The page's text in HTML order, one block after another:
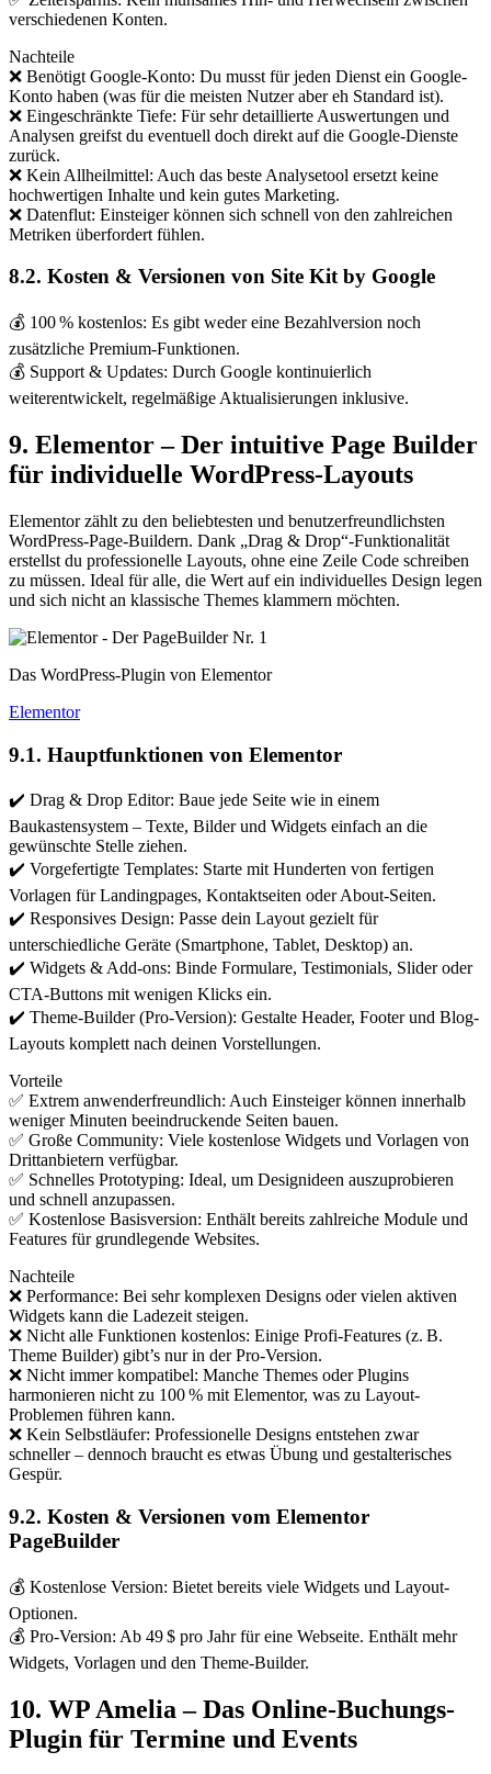
verschiedenen Konten.
Nachteile
❌ Benötigt Google-Konto: Du musst für jeden Dienst ein Google-
Konto haben (was für die meisten Nutzer aber eh Standard ist).
❌ Eingeschränkte Tiefe: Für sehr detaillierte Auswertungen und
Analysen greifst du eventuell doch direkt auf die Google-Dienste
zurück.
❌ Kein Allheilmittel: Auch das beste Analysetool ersetzt keine
hochwertigen Inhalte und kein gutes Marketing.
❌ Datenflut: Einsteiger können sich schnell von den zahlreichen
Metriken überfordert fühlen.
8.2. Kosten & Versionen von Site Kit by Google
💰 100 % kostenlos: Es gibt weder eine Bezahlversion noch
zusätzliche Premium-Funktionen.
💰 Support & Updates: Durch Google kontinuierlich
weiterentwickelt, regelmäßige Aktualisierungen inklusive.
9. Elementor – Der intuitive Page Builder
für individuelle WordPress-Layouts
Elementor zählt zu den beliebtesten und benutzerfreundlichsten
WordPress-Page-Buildern. Dank „Drag & Drop“-Funktionalität
erstellst du professionelle Layouts, ohne eine Zeile Code schreiben
zu müssen. Ideal für alle, die Wert auf ein individuelles Design legen
und sich nicht an klassische Themes klammern möchten.
Das WordPress-Plugin von Elementor
Elementor
9.1. Hauptfunktionen von Elementor
✔️ Drag & Drop Editor: Baue jede Seite wie in einem
Baukastensystem – Texte, Bilder und Widgets einfach an die
gewünschte Stelle ziehen.
✔️ Vorgefertigte Templates: Starte mit Hunderten von fertigen
Vorlagen für Landingpages, Kontaktseiten oder About-Seiten.
✔️ Responsives Design: Passe dein Layout gezielt für
unterschiedliche Geräte (Smartphone, Tablet, Desktop) an.
✔️ Widgets & Add-ons: Binde Formulare, Testimonials, Slider oder
CTA-Buttons mit wenigen Klicks ein.
✔️ Theme-Builder (Pro-Version): Gestalte Header, Footer und Blog-
Layouts komplett nach deinen Vorstellungen.
Vorteile
✅ Extrem anwenderfreundlich: Auch Einsteiger können innerhalb
weniger Minuten beeindruckende Seiten bauen.
✅ Große Community: Viele kostenlose Widgets und Vorlagen von
Drittanbietern verfügbar.
✅ Schnelles Prototyping: Ideal, um Designideen auszuprobieren
und schnell anzupassen.
✅ Kostenlose Basisversion: Enthält bereits zahlreiche Module und
Features für grundlegende Websites.
Nachteile
❌ Performance: Bei sehr komplexen Designs oder vielen aktiven
Widgets kann die Ladezeit steigen.
❌ Nicht alle Funktionen kostenlos: Einige Profi-Features (z. B.
Theme Builder) gibt’s nur in der Pro-Version.
❌ Nicht immer kompatibel: Manche Themes oder Plugins
harmonieren nicht zu 100 % mit Elementor, was zu Layout-
Problemen führen kann.
❌ Kein Selbstläufer: Professionelle Designs entstehen zwar
schneller – dennoch braucht es etwas Übung und gestalterisches
Gespür.
9.2. Kosten & Versionen vom Elementor
PageBuilder
💰 Kostenlose Version: Bietet bereits viele Widgets und Layout-
Optionen.
💰 Pro-Version: Ab 49 $ pro Jahr für eine Webseite. Enthält mehr
Widgets, Vorlagen und den Theme-Builder.
10. WP Amelia – Das Online-Buchungs-
Plugin für Termine und Events